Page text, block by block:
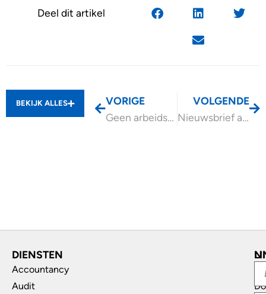
Deel dit artikel
BEKIJK ALLES
VORIGE
Geen arbeidsovereenkomst op basis van Deliveroo-criteria
VOLGENDE
Nieuwsbrief april 2024
DIENSTEN
Accountancy
Audit